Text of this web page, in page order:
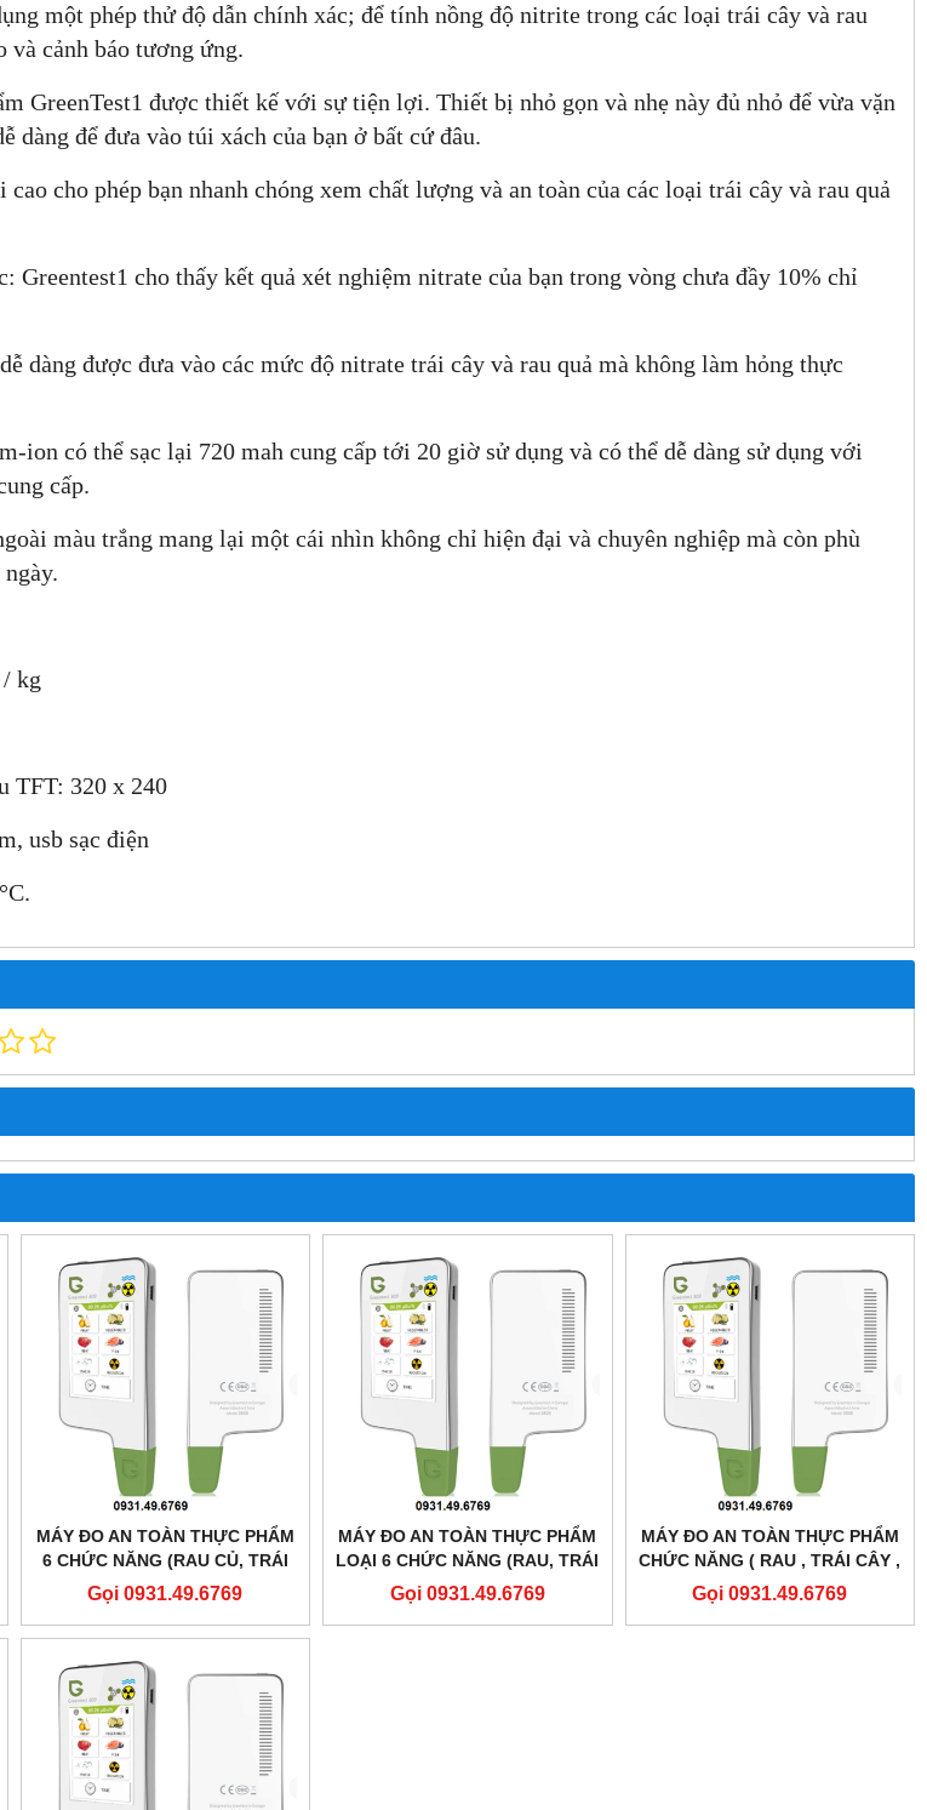
một phép thử độ dẫn chính xác; để tính nồng độ nitrite trong các loại trái cây và rau
và cảnh báo tương ứng.
GreenTest1 được thiết kế với sự tiện lợi. Thiết bị nhỏ gọn và nhẹ này đủ nhỏ để vừa vặn
dàng để đưa vào túi xách của bạn ở bất cứ đâu.
cho phép bạn nhanh chóng xem chất lượng và an toàn của các loại trái cây và rau quả
Greentest1 cho thấy kết quả xét nghiệm nitrate của bạn trong vòng chưa đầy 10% chỉ
dàng được đưa vào các mức độ nitrate trái cây và rau quả mà không làm hỏng thực
ion có thể sạc lại 720 mah cung cấp tới 20 giờ sử dụng và có thể dễ dàng sử dụng với
cấp.
màu trắng mang lại một cái nhìn không chỉ hiện đại và chuyên nghiệp mà còn phù
kg
TFT: 320 x 240
usb sạc điện
MÁY ĐO AN TOÀN THỰC PHẨM
6 CHỨC NĂNG (RAU CỦ, TRÁI
CÂY, THỊT, HẢI SẢN, CHẤT
LƯỢNG NƯỚC, BỨC XẠ)
Gọi 0931.49.6769
MÁY ĐO AN TOÀN THỰC PHẨM
LOẠI 6 CHỨC NĂNG (RAU, TRÁI
CÂY, CHẤT LƯỢNG NƯỚC,
THỊT, THUỐC TRỪ SÂU)
Gọi 0931.49.6769
MÁY ĐO AN TOÀN THỰC PHẨM
CHỨC NĂNG ( RAU , TRÁI CÂY ,
THỊT , BỨC XẠ ) MODEL:
GREENTEST ECO4
Gọi 0931.49.6769